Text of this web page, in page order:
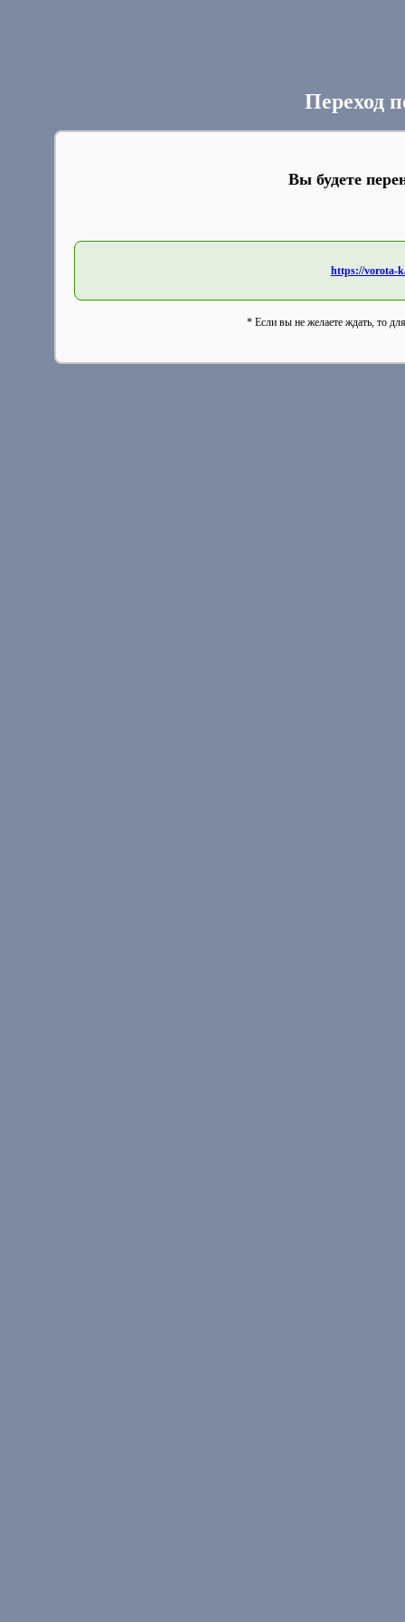
Переход
Вы будете
https://vorota-
* Если вы не желаете ждать, то